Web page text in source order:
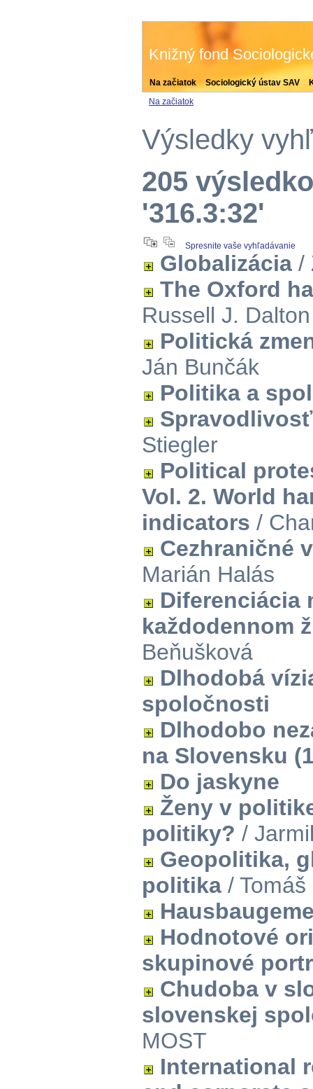
Na začiatok Sociologický ústav SAV
Knižný fond
Na začiatok
Výsledky
205
'316.3:32'
Spresnite vaše vyhľadávanie
Globalizácia /
The Oxford
Russell J.
Politická
Ján Bunčák
Politika a
Stiegler
Political
Vol. 2. World
indicators /
Cezhraničné
Marián Halás
Diferenciácia
každodennom
Beňušková
Dlhodobá
spoločnosti
Dlhodobo
na Slovensku
Do jaskyne
Ženy v
politiky? /
Geopolitika,
politika /
Hodnotové
skupinové
Chudoba v
slovenskej
MOST
International